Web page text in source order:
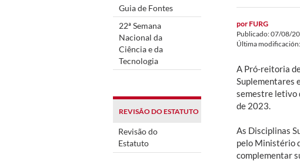
Guia de Fontes
22ª Semana
Nacional da
Ciência e da
Tecnologia
REVISÃO DO ESTATUTO
Revisão do
Estatuto
por FURG
Publicado: 07/08/
Última
A Pró-reitoria
Suplementares
semestre letivo
de 2023.
As Disciplinas
pelo Ministério
complementar